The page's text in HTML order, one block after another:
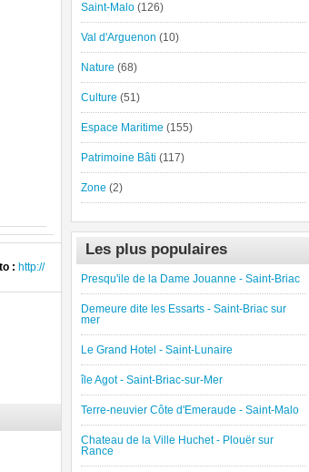
: http://
Saint-Malo (126)
Val d'Arguenon (10)
Nature (68)
Culture (51)
Espace Maritime (155)
Patrimoine Bâti (117)
Zone (2)
Les plus populaires
Presqu'ile de la Dame Jouanne - Saint-Briac
Demeure dite les Essarts - Saint-Briac sur
mer
Le Grand Hotel - Saint-Lunaire
île Agot - Saint-Briac-sur-Mer
Terre-neuvier Côte d'Emeraude - Saint-Malo
Chateau de la Ville Huchet - Plouër sur
Rance